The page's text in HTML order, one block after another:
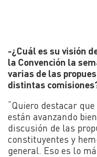
-¿Cuál es su visión
la Convención la
varias de las
distintas
“Quiero destacar
están avanzando
discusión de las
constituyentes y
general. Eso es lo